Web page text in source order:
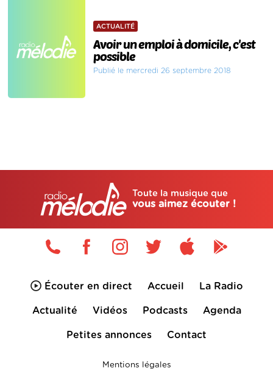
ACTUALITÉ
Avoir un emploi à domicile, c'est
possible
Publié le mercredi 26 septembre 2018
Toute la musique que
vous aimez écouter !
Écouter en direct Accueil La Radio
Actualité Vidéos Podcasts Agenda
Petites annonces Contact
Mentions légales